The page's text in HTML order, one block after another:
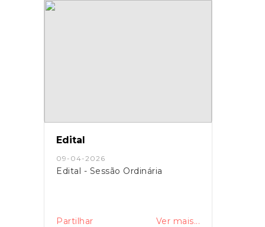
Edital
09-04-2026
Edital - Sessão Ordinária
Partilhar Ver mais...